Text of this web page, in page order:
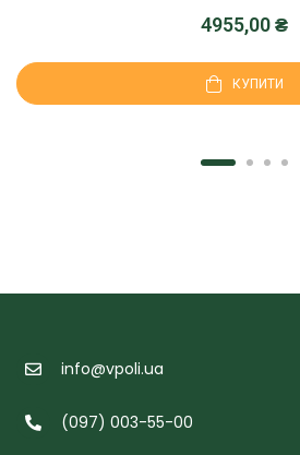
4955,00₴
КУПИТИ
info@vpoli.ua
(097) 003-55-00